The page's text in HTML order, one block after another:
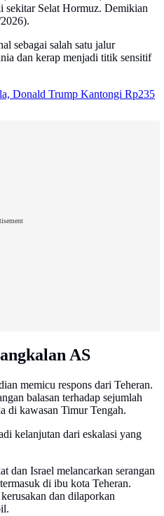
sekitar Selat Hormuz. Demikian
sebagai salah satu jalur
dan kerap menjadi titik sensitif
Donald Trump Kantongi Rp235
AS
memicu respons dari Teheran.
balasan terhadap sejumlah
di kawasan Timur Tengah.
kelanjutan dari eskalasi yang
dan Israel melancarkan serangan
di ibu kota Teheran.
dan dilaporkan